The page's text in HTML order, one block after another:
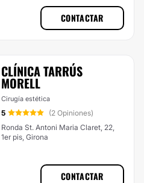
CONTACTAR
CLÍNICA TARRÚS
MORELL
Cirugía estética
5
(2 Opiniones)
Ronda St. Antoni Maria Claret, 22,
1er pis, Girona
CONTACTAR